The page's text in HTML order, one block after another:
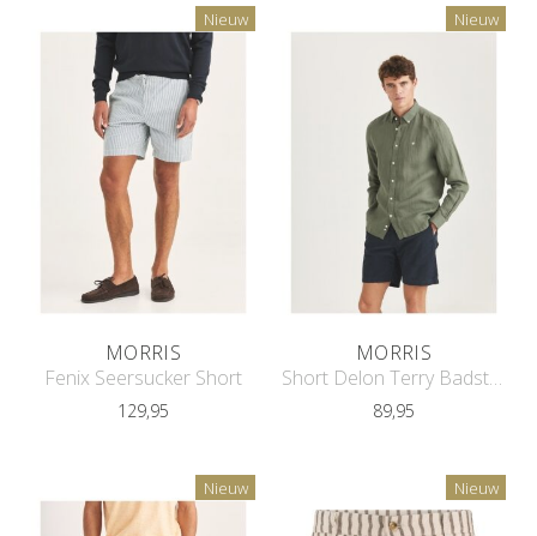
MORRIS
Fenix Seersucker Short
129,95
Nieuw
MORRIS
Short Delon Terry Badstof
89,95
Nieuw
Nieuw Nieuw